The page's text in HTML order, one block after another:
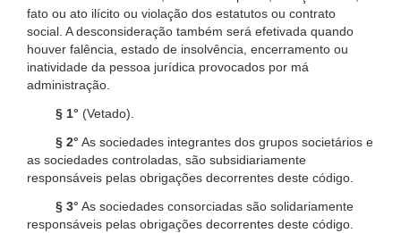
fato ou ato ilícito ou violação dos estatutos ou contrato
social. A desconsideração também será efetivada quando
houver falência, estado de insolvência, encerramento ou
inatividade da pessoa jurídica provocados por má
administração.
§ 1° (Vetado).
§ 2° As sociedades integrantes dos grupos societários e
as sociedades controladas, são subsidiariamente
responsáveis pelas obrigações decorrentes deste código.
§ 3° As sociedades consorciadas são solidariamente
responsáveis pelas obrigações decorrentes deste código.